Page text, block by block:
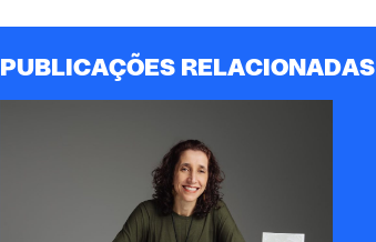
PUBLICAÇÕES RELACIONADAS